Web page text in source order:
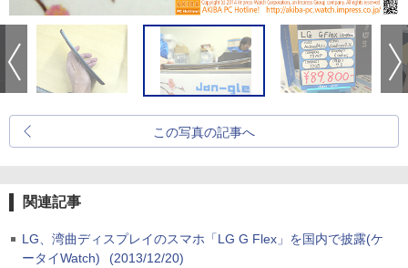
この写真の記事へ
関連記事
LG、湾曲ディスプレイのスマホ「LG G Flex」を国内で披露(ケ
ータイWatch)
(2013/12/20)